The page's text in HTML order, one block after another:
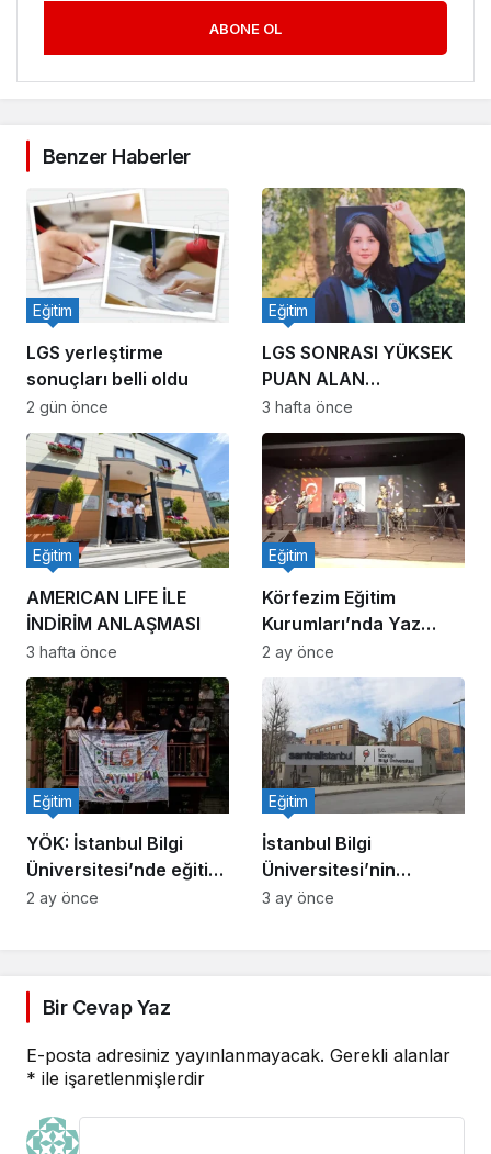
ABONE OL
Benzer Haberler
LGS yerleştirme
sonuçları belli oldu
Eğitim
2 gün önce
LGS SONRASI YÜKSEK
PUAN ALAN
ÖĞRENCİLER
Eğitim
3 hafta önce
AMERICAN LIFE İLE
İNDİRİM ANLAŞMASI
Eğitim
3 hafta önce
Körfezim Eğitim
Kurumları’nda Yaz
Coşkusu
Eğitim
2 ay önce
YÖK: İstanbul Bilgi
Üniversitesi’nde eğitim
kesintisiz sürecek
Eğitim
2 ay önce
İstanbul Bilgi
Üniversitesi’nin
faaliyet izni kaldırıldı!
Eğitim
3 ay önce
Bir Cevap Yaz
E-posta adresiniz yayınlanmayacak. Gerekli alanlar
* ile işaretlenmişlerdir